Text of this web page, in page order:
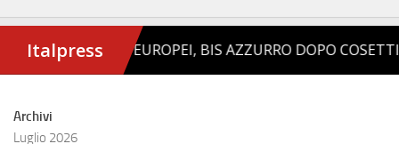
Archivi
Luglio 2026